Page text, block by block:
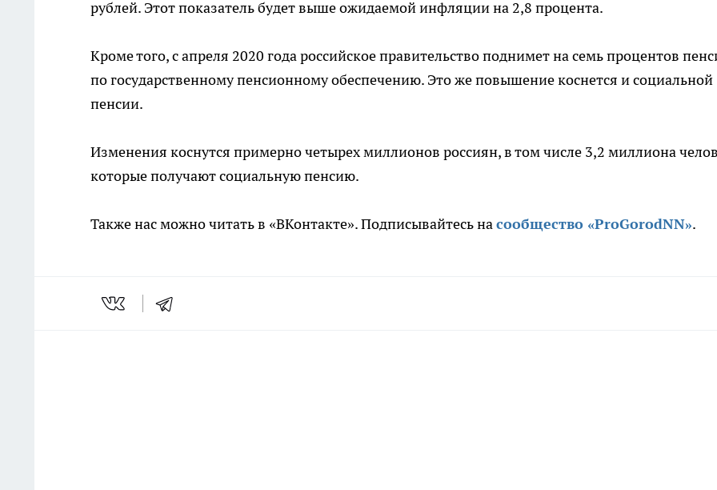
рублей. Этот показатель будет выше ожидаемой инфляции на 2,8 процента.
Кроме того, с апреля 2020 года российское правительство поднимет на семь процентов
по государственному пенсионному обеспечению. Это же повышение коснется и социальной
пенсии.
Изменения коснутся примерно четырех миллионов россиян, в том числе 3,2 миллиона
которые получают социальную пенсию.
Также нас можно читать в «ВКонтакте». Подписывайтесь насообщество «ProGorodNN».